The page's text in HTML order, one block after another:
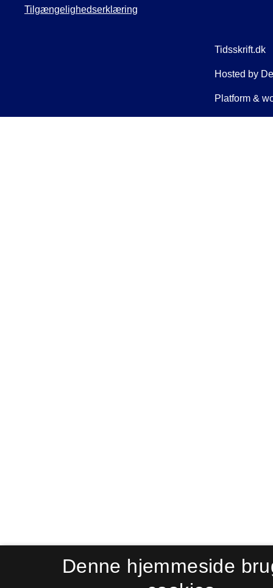
Tilgængelighedserklæring
Denne hjemmeside